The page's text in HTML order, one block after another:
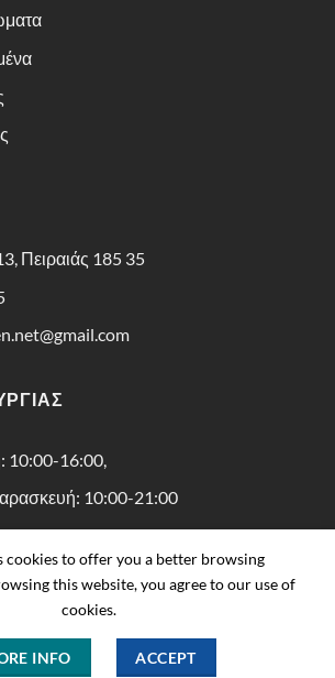
Πειραιάς 185 35
10:00-16:00,
10:00-21:00
©Boardhaven powered by Kaissa Peiraius
cookies to offer you a better browsing
this website, you agree to our use of
cookies.
INFO ACCEPT